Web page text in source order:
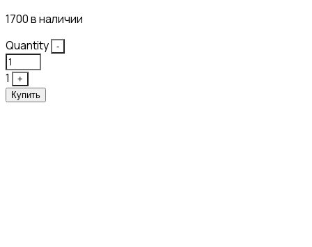
1700 в наличии
Quantity
-
1
+
Купить